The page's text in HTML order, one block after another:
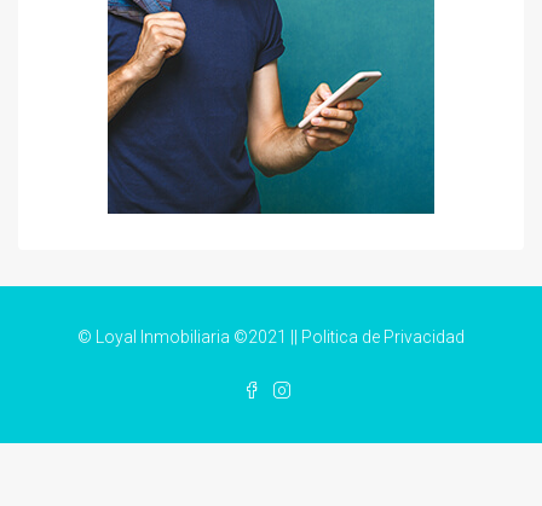
© Loyal Inmobiliaria ©2021 || Politica de Privacidad